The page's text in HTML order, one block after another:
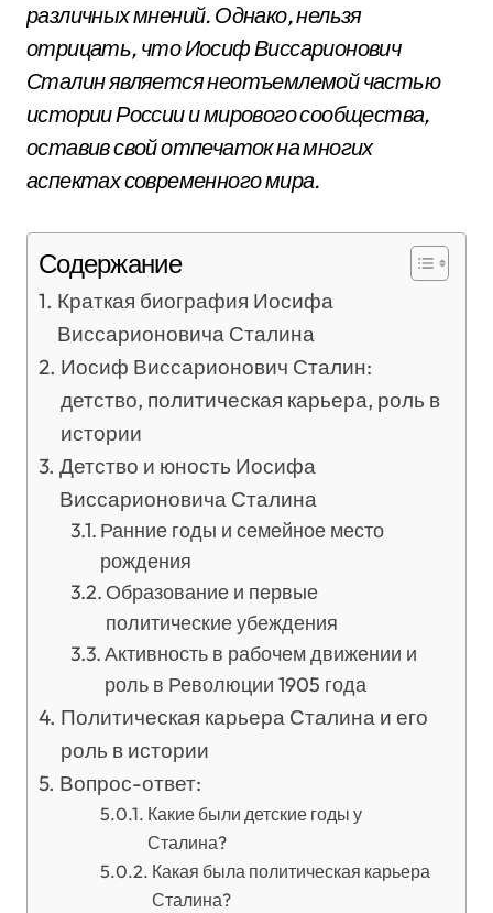
различных мнений. Однако, нельзя
отрицать, что Иосиф Виссарионович
Сталин является неотъемлемой частью
истории России и мирового сообщества,
оставив свой отпечаток на многих
аспектах современного мира.
Содержание
Краткая биография Иосифа
Виссарионовича Сталина
Иосиф Виссарионович Сталин:
детство, политическая карьера, роль в
истории
Детство и юность Иосифа
Виссарионовича Сталина
Ранние годы и семейное место
рождения
Образование и первые
политические убеждения
Активность в рабочем движении и
роль в Революции 1905 года
Политическая карьера Сталина и его
роль в истории
Вопрос-ответ:
Какие были детские годы у
Сталина?
Какая была политическая карьера
Сталина?